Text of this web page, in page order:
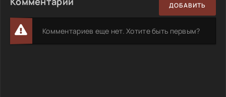
ДОБАВИТЬ
Комментариев еще нет. Хотите быть первым?